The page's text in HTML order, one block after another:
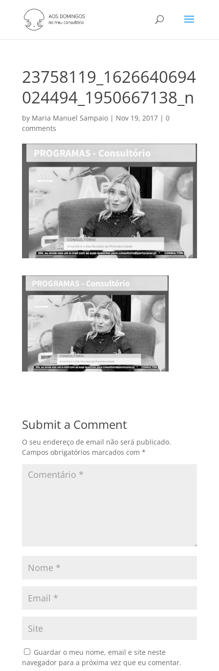
23758119_1626640694
024494_1950667138_n
by Maria Manuel Sampaio| Nov 19, 2017| 0
comments
Submit a Comment
O seu endereço de email não será publicado.
Campos obrigatórios marcados com *
Guardar o meu nome, email e site neste
navegador para a próxima vez que eu comentar.